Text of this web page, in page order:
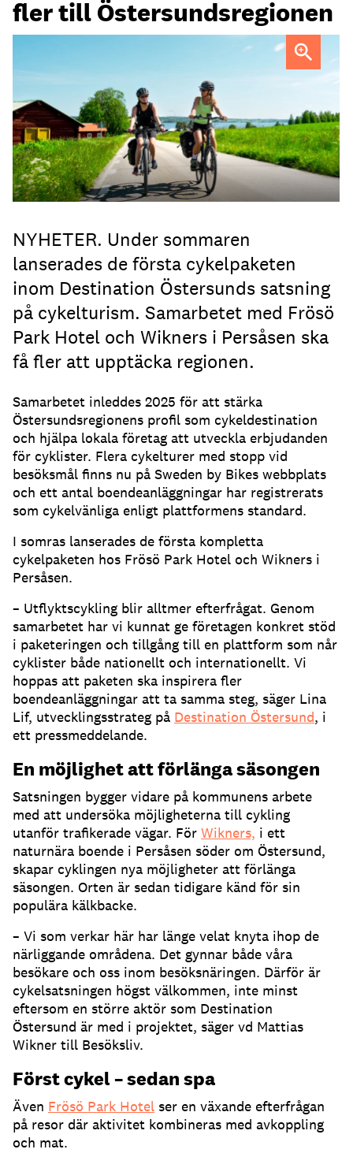
fler till Östersundsregionen
NYHETER. Under sommaren
lanserades de första cykelpaketen
inom Destination Östersunds satsning
på cykelturism. Samarbetet med Frösö
Park Hotel och Wikners i Persåsen ska
få fler att upptäcka regionen.
Samarbetet inleddes 2025 för att stärka
Östersundsregionens profil som cykeldestination
och hjälpa lokala företag att utveckla erbjudanden
för cyklister. Flera cykelturer med stopp vid
besöksmål finns nu på Sweden by Bikes webbplats
och ett antal boendeanläggningar har registrerats
som cykelvänliga enligt plattformens standard.
I somras lanserades de första kompletta
cykelpaketen hos Frösö Park Hotel och Wikners i
Persåsen.
– Utflyktscykling blir alltmer efterfrågat. Genom
samarbetet har vi kunnat ge företagen konkret stöd
i paketeringen och tillgång till en plattform som når
cyklister både nationellt och internationellt. Vi
hoppas att paketen ska inspirera fler
boendeanläggningar att ta samma steg, säger Lina
Lif, utvecklingsstrateg på Destination Östersund, i
ett pressmeddelande.
En möjlighet att förlänga säsongen
Satsningen bygger vidare på kommunens arbete
med att undersöka möjligheterna till cykling
utanför trafikerade vägar. För Wikners, i ett
naturnära boende i Persåsen söder om Östersund,
skapar cyklingen nya möjligheter att förlänga
säsongen. Orten är sedan tidigare känd för sin
populära kälkbacke.
– Vi som verkar här har länge velat knyta ihop de
närliggande områdena. Det gynnar både våra
besökare och oss inom besöksnäringen. Därför är
cykelsatsningen högst välkommen, inte minst
eftersom en större aktör som Destination
Östersund är med i projektet, säger vd Mattias
Wikner till Besöksliv.
Först cykel – sedan spa
Även Frösö Park Hotel ser en växande efterfrågan
på resor där aktivitet kombineras med avkoppling
och mat.